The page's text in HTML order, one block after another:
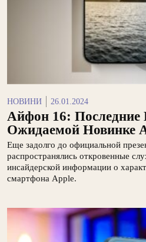
НОВИНИ 26.01.2024
Айфон 16: Последние
Ожидаемой Новинке
Еще задолго до официальной
распространялись откровенные
инсайдерской информации о
смартфона Apple.